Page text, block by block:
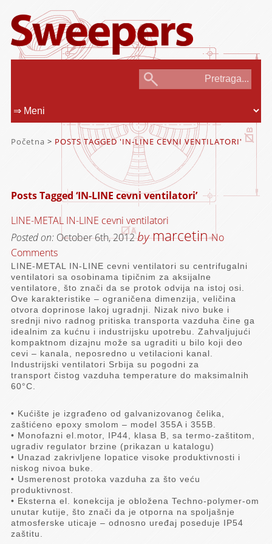
Početna > POSTS TAGGED 'IN-LINE CEVNI VENTILATORI'
Posts Tagged ‘IN-LINE cevni ventilatori’
LINE-METAL IN-LINE cevni ventilatori
Posted on: October 6th, 2012bymarcetin No
Comments
LINE-METAL IN-LINE cevni ventilatori su centrifugalni
ventilatori sa osobinama tipičnim za aksijalne
ventilatore, što znači da se protok odvija na istoj osi.
Ove karakteristike – ograničena dimenzija, veličina
otvora doprinose lakoj ugradnji. Nizak nivo buke i
srednji nivo radnog pritiska transporta vazduha čine ga
idealnim za kućnu i industrijsku upotrebu. Zahvaljujući
kompaktnom dizajnu može sa ugraditi u bilo koji deo
cevi – kanala, neposredno u vetilacioni kanal.
Industrijski ventilatori Srbija su pogodni za
transport čistog vazduha temperature do maksimalnih
60°C.
• Kućište je izgrađeno od galvanizovanog čelika,
zaštićeno epoxy smolom – model 355A i 355B.
• Monofazni el.motor, IP44, klasa B, sa termo-zaštitom,
ugradiv regulator brzine (prikazan u katalogu)
• Unazad zakrivljene lopatice visoke produktivnosti i
niskog nivoa buke.
• Usmerenost protoka vazduha za što veću
produktivnost.
• Eksterna el. konekcija je obložena Techno-polymer-om
unutar kutije, što znači da je otporna na spoljašnje
atmosferske uticaje – odnosno uređaj poseduje IP54
zaštitu.